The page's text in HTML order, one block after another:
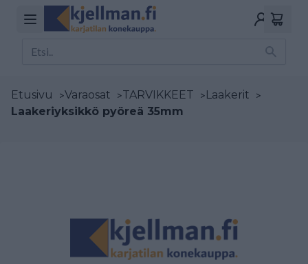
Etusivu >Varaosat >TARVIKKEET >Laakerit >
Laakeriyksikkö pyöreä 35mm